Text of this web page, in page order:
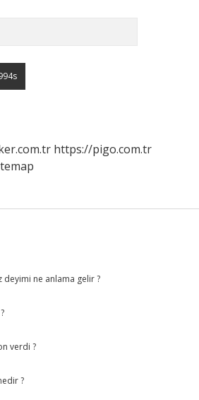
https://pigo.com.tr
deyimi ne anlama gelir ?
verdi ?
?